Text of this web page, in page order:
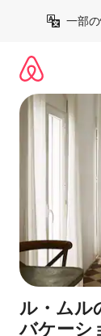
一部
ル・ムル
バケーシ